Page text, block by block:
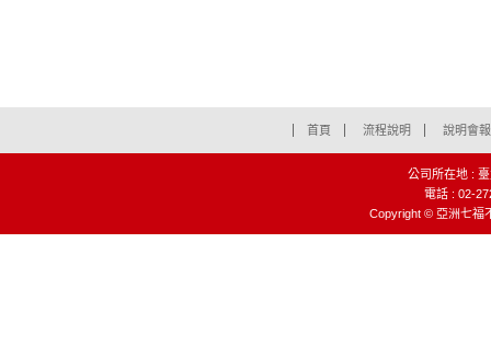
首頁 流程說明 說明會
公司所在地 :
電話 : 02-
Copyright © 亞洲七福